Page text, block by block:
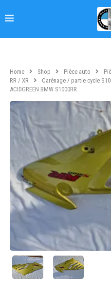
Home Shop Pièce auto
RR / XR
Carénage / partie cycle
ACIDGREEN BMW S1000RR